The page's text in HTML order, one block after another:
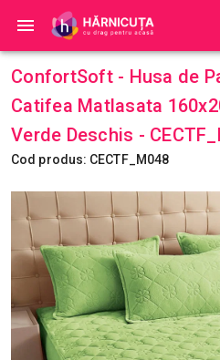
ConfortSoft - Husa de
Catifea Matlasata
Verde Deschis -
Cod produs: CECTF_M048